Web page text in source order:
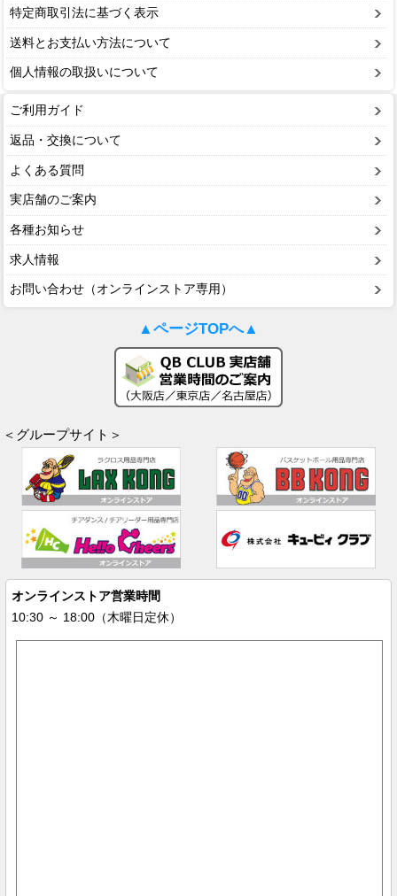
特定商取引法に基づく表示
送料とお支払い方法について
個人情報の取扱いについて
ご利用ガイド
返品・交換について
よくある質問
実店舗のご案内
各種お知らせ
求人情報
お問い合わせ（オンラインストア専用）
▲ページTOPへ▲
＜グループサイト＞
オンラインストア営業時間
10:30 ～ 18:00（木曜日定休）